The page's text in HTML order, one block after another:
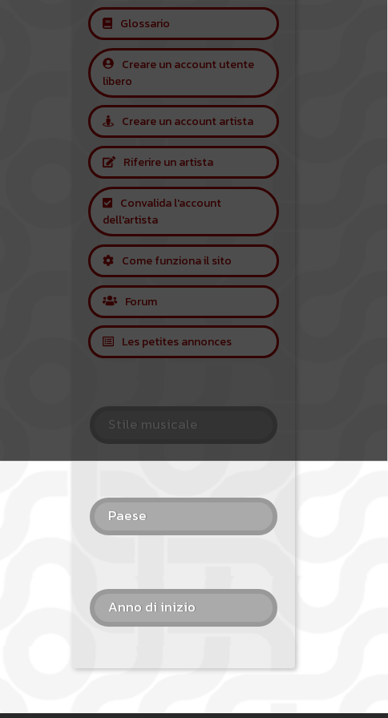
Glossario
Creare un account utente
libero
Creare un account artista
Riferire un artista
Convalida l'account
dell'artista
Come funziona il sito
Forum
Les petites annonces
Stile musicale
Paese
Anno di inizio